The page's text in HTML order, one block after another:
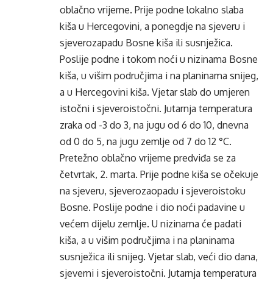
oblačno vrijeme. Prije podne lokalno slaba
kiša u Hercegovini, a ponegdje na sjeveru i
sjeverozapadu Bosne kiša ili susnježica.
Poslije podne i tokom noći u nizinama Bosne
kiša, u višim područjima i na planinama snijeg,
a u Hercegovini kiša. Vjetar slab do umjeren
istočni i sjeveroistočni. Jutarnja temperatura
zraka od -3 do 3, na jugu od 6 do 10, dnevna
od 0 do 5, na jugu zemlje od 7 do 12 °C.
Pretežno oblačno vrijeme predviđa se za
četvrtak, 2. marta. Prije podne kiša se očekuje
na sjeveru, sjeverozaopadu i sjeveroistoku
Bosne. Poslije podne i dio noći padavine u
većem dijelu zemlje. U nizinama će padati
kiša, a u višim područjima i na planinama
susnježica ili snijeg. Vjetar slab, veći dio dana,
sjeverni i sjeveroistočni. Jutarnja temperatura